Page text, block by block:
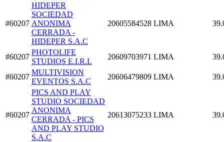
#60207
HIDEPER
SOCIEDAD
ANONIMA
CERRADA -
HIDEPER S.A.C
20605584528 LIMA
#60207
PHOTOLIFE
STUDIOS E.I.R.L
20609703971 LIMA
#60207
MULTIVISION
EVENTOS S.A.C
20606479809 LIMA
#60207
PICS AND PLAY
STUDIO SOCIEDAD
ANONIMA
CERRADA - PICS
AND PLAY STUDIO
S.A.C
20613075233 LIMA